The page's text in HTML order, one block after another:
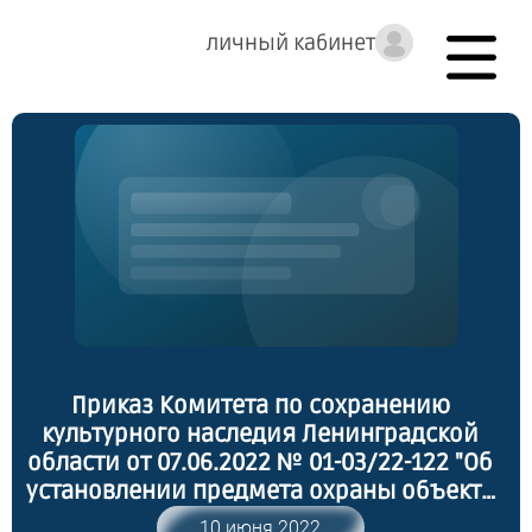
личный кабинет
Приказ Комитета по сохранению
культурного наследия Ленинградской
области от 07.06.2022 № 01-03/22-122 "Об
установлении предмета охраны объекта
культурного наследия регионального
10 июня 2022